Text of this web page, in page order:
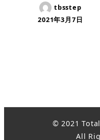
tbsstep
2021年3月7日
© 2021
All